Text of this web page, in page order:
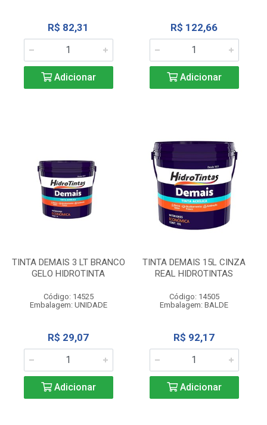
R$ 82,31
Adicionar
R$ 122,66
Adicionar
TINTA DEMAIS 3 LT BRANCO
GELO HIDROTINTA
Código: 14525
Embalagem: UNIDADE
R$ 29,07
Adicionar
TINTA DEMAIS 15L CINZA
REAL HIDROTINTAS
Código: 14505
Embalagem: BALDE
R$ 92,17
Adicionar